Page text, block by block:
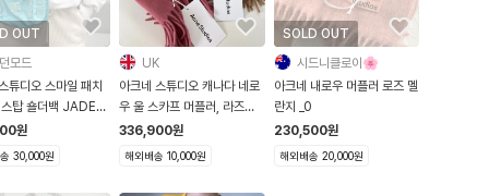
OUT
모드
튜디오 스마일 패치
탑 숄더백 JADE
원
30,000원
UK
아크네 스튜디오 캐나다 네로
우 울 스카프 머플러, 라즈베
리 핑크 / 라이트 브라운 멜란
지
336,900원
해외배송 10,000원
SOLD OUT
시드니클로이🌸
아크네 내로우 머플러 로즈 멜
란지 _0
230,500원
해외배송 20,000원